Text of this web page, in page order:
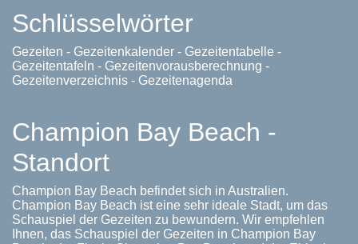
Schlüsselwörter
Gezeiten - Gezeitenkalender - Gezeitentabelle -
Gezeitentafeln - Gezeitenvorausberechnung -
Gezeitenverzeichnis - Gezeitenagenda
Champion Bay Beach -
Standort
Champion Bay Beach befindet sich in Australien.
Champion Bay Beach ist eine sehr ideale Stadt, um das
Schauspiel der Gezeiten zu bewundern. Wir empfehlen
Ihnen, das Schauspiel der Gezeiten in Champion Bay